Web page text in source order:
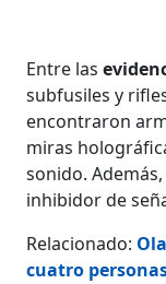
Entre las
subfusiles y
encontraron
miras
sonido.
inhibidor de
Relacionado:
cuatro